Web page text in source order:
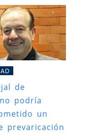
de
podría
un
prevaricación